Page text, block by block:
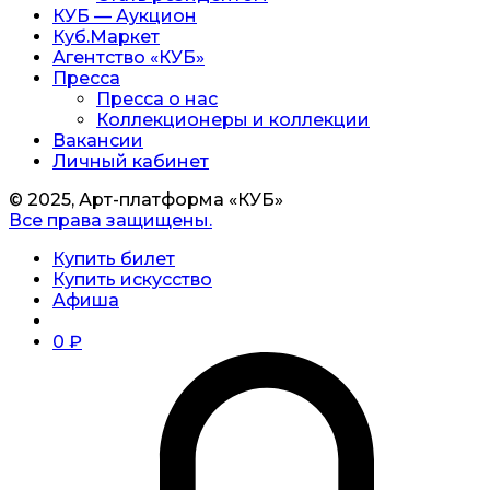
КУБ — Аукцион
Куб.Маркет
Агентство «КУБ»
Пресса
Пресса о нас
Коллекционеры и коллекции
Вакансии
Личный кабинет
© 2025, Арт-платформа «КУБ»
Все права защищены.
Купить билет
Купить искусство
Афиша
0 ₽